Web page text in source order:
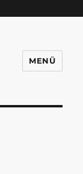
MENÜ